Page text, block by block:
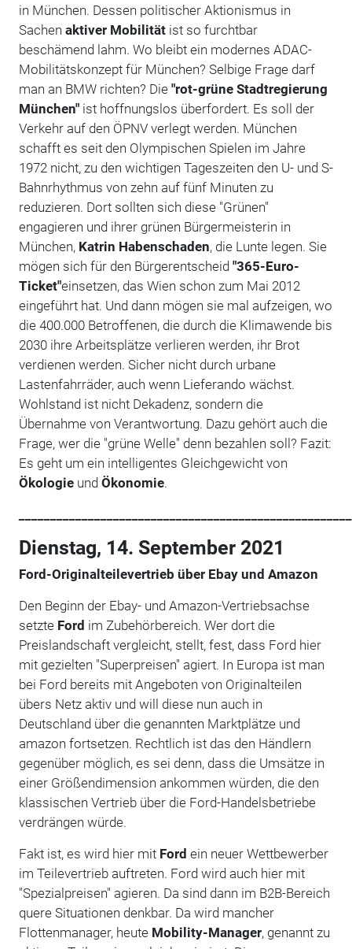
in München. Dessen politischer Aktionismus in
Sachen aktiver Mobilitätist so furchtbar
beschämend lahm. Wo bleibt ein modernes ADAC-
Mobilitätskonzept für München? Selbige Frage darf
man an BMW richten? Die "rot-grüne Stadtregierung
München"ist hoffnungslos überfordert. Es soll der
Verkehr auf den ÖPNV verlegt werden. München
schafft es seit den Olympischen Spielen im Jahre
1972 nicht, zu den wichtigen Tageszeiten den U- und S-
Bahnrhythmus von zehn auf fünf Minuten zu
reduzieren. Dort sollten sich diese "Grünen"
engagieren und ihrer grünen Bürgermeisterin in
München, Katrin Habenschaden, die Lunte legen. Sie
mögen sich für den Bürgerentscheid "365-Euro-
Ticket"einsetzen, das Wien schon zum Mai 2012
eingeführt hat. Und dann mögen sie mal aufzeigen, wo
die 400.000 Betroffenen, die durch die Klimawende bis
2030 ihre Arbeitsplätze verlieren werden, ihr Brot
verdienen werden. Sicher nicht durch urbane
Lastenfahrräder, auch wenn Lieferando wächst.
Wohlstand ist nicht Dekadenz, sondern die
Übernahme von Verantwortung. Dazu gehört auch die
Frage, wer die "grüne Welle" denn bezahlen soll? Fazit:
Es geht um ein intelligentes Gleichgewicht von
Ökologieund Ökonomie.
Dienstag, 14. September 2021
Ford-Originalteilevertrieb über Ebay und Amazon
Den Beginn der Ebay- und Amazon-Vertriebsachse
setzte Ford im Zubehörbereich. Wer dort die
Preislandschaft vergleicht, stellt, fest, dass Ford hier
mit gezielten "Superpreisen" agiert. In Europa ist man
bei Ford bereits mit Angeboten von Originalteilen
übers Netz aktiv und will diese nun auch in
Deutschland über die genannten Marktplätze und
amazon fortsetzen. Rechtlich ist das den Händlern
gegenüber möglich, es sei denn, dass die Umsätze in
einer Größendimension ankommen würden, die den
klassischen Vertrieb über die Ford-Handelsbetriebe
verdrängen würde.
Fakt ist, es wird hier mit Ford ein neuer Wettbewerber
im Teilevertrieb auftreten. Ford wird auch hier mit
"Spezialpreisen" agieren. Da sind dann im B2B-Bereich
quere Situationen denkbar. Da wird mancher
Flottenmanager, heute Mobility-Manager, genannt zu